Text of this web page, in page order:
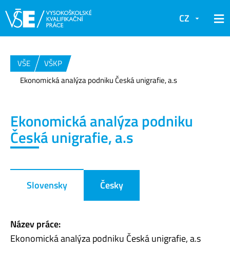
CZ
VŠE
VŠKP
Ekonomická analýza podniku Česká unigrafie, a.s
Ekonomická analýza podniku
Česká unigrafie, a.s
Slovensky Česky
Název práce:
Ekonomická analýza podniku Česká unigrafie, a.s